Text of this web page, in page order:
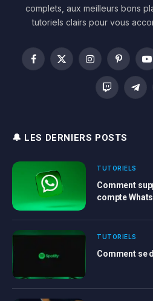
complets, aux meilleurs bons
tutoriels clairs pour vous
Facebook
X
InstagramPinterest
Twitch
🔔 LES DERNIERS POSTS
TUTORIELS
Comment
compte
TUTORIELS
Comment se